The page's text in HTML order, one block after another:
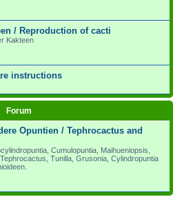
/ Reproduction of cacti
Kakteen
instructions
Forum
Opuntien / Tephrocactus and
Cumulopuntia, Maihueniopsis,
Tunilla, Grusonia, Cylindropuntia